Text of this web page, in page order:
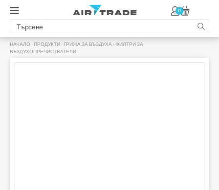
0
НАЧАЛО › ПРОДУКТИ › ГРИЖА ЗА ВЪЗДУХА ›ФИЛТРИ ЗА
ВЪЗДУХОПРЕЧИСТВАТЕЛИ